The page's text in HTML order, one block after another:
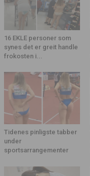
16 EKLE personer som
synes det er greit handle
frokosten i...
Tidenes pinligste tabber
under
sportsarrangementer